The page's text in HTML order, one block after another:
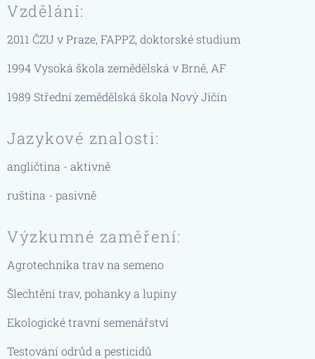
Vzdělání:
2011 ČZU v Praze, FAPPZ, doktorské studium
1994 Vysoká škola zemědělská v Brně, AF
1989 Střední zemědělská škola Nový Jičín
Jazykové znalosti:
angličtina - aktivně
ruština - pasivně
Výzkumné zaměření:
Agrotechnika trav na semeno
Šlechtění trav, pohanky a lupiny
Ekologické travní semenářství
Testování odrůd a pesticidů